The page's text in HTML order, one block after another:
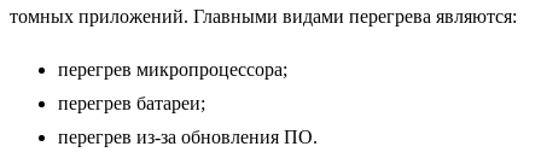
томных приложений. Главными видами перегрева являются:
перегрев микропроцессора;
перегрев батареи;
перегрев из-за обновления ПО.